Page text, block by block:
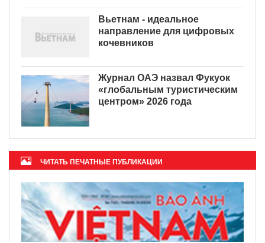
Вьетнам - идеальное
направление для цифровых
кочевников
Журнал ОАЭ назвал Фукуок
«глобальным туристическим
центром» 2026 года
ЧИТАТЬ ПЕЧАТНЫЕ ПУБЛИКАЦИИ